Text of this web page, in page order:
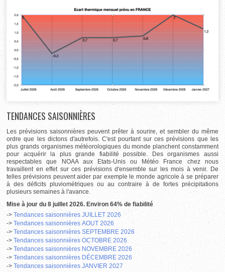
TENDANCES SAISONNIÈRES
Les prévisions saisonnières peuvent prêter à sourire, et sembler du même
ordre que les dictons d'autrefois. C'est pourtant sur ces prévisions que les
plus grands organismes météorologiques du monde planchent constamment
pour acquérir la plus grande fiabilité possible. Des organismes aussi
respectables que NOAA aux Etats-Unis ou Météo France chez nous
travaillent en effet sur ces prévisions d'ensemble sur les mois à venir. De
telles prévisions peuvent aider par exemple le monde agricole à se préparer
à des déficits pluviométriques ou au contraire à de fortes précipitations
plusieurs semaines à l'avance.
Mise à jour du 8 juillet 2026. Environ 64% de fiabilité
->Tendances saisonnières JUILLET 2026
->Tendances saisonnières AOUT 2026
->Tendances saisonnières SEPTEMBRE 2026
->Tendances saisonnières OCTOBRE 2026
->Tendances saisonnières NOVEMBRE 2026
->Tendances saisonnières DÉCEMBRE 2026
->Tendances saisonnières JANVIER 2027